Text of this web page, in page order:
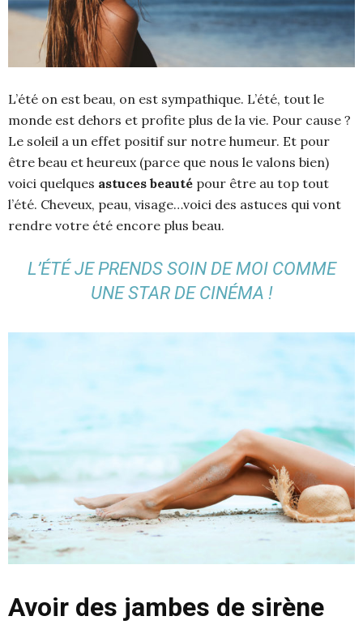
L’été on est beau, on est sympathique. L’été, tout le
monde est dehors et profite plus de la vie. Pour cause ?
Le soleil a un effet positif sur notre humeur. Et pour
être beau et heureux (parce que nous le valons bien)
voici quelques astuces beauté pour être au top tout
l’été. Cheveux, peau, visage…voici des astuces qui vont
rendre votre été encore plus beau.
L’ÉTÉ JE PRENDS SOIN DE MOI COMME
UNE STAR DE CINÉMA !
Avoir des jambes de sirène